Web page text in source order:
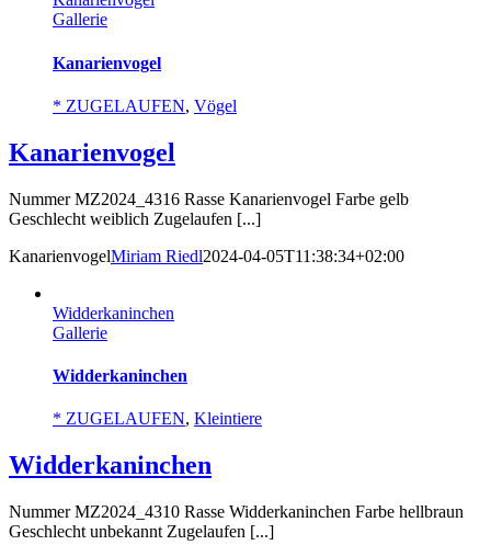
Gallerie
Kanarienvogel
* ZUGELAUFEN, Vögel
Kanarienvogel
Nummer MZ2024_4316 Rasse Kanarienvogel Farbe gelb
Geschlecht weiblich Zugelaufen [...]
KanarienvogelMiriam Riedl2024-04-05T11:38:34+02:00
Widderkaninchen
Gallerie
Widderkaninchen
* ZUGELAUFEN, Kleintiere
Widderkaninchen
Nummer MZ2024_4310 Rasse Widderkaninchen Farbe hellbraun
Geschlecht unbekannt Zugelaufen [...]